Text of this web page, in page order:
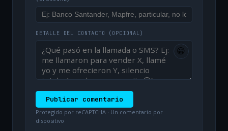
DETALLE DEL CONTACTO (OPCIONAL)
😀
Publicar comentario
Protegido por reCAPTCHA · Un comentario por
dispositivo